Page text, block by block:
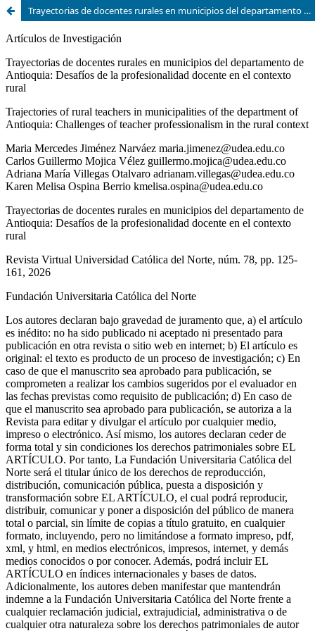
Trayectorias de docentes rurales en municipios del departamento de Antioquia: Desafíos de la profesionalidad docente en el contexto rural